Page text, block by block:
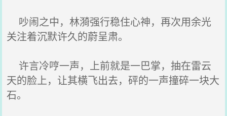
吵闹之中，林漪强行稳住心神，再次用余光
关注着沉默许久的蔚呈肃。
许言冷哼一声，上前就是一巴掌，抽在雷云
天的脸上，让其横飞出去，砰的一声撞碎一块大
石。